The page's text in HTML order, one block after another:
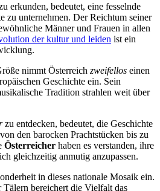
erkunden, bedeutet, eine fesselnde
zu unternehmen. Der Reichtum seiner
Männer und Frauen in allen
der kultur und leiden ist ein
nimmt Österreich zweifellos einen
Geschichte ein. Sein
Tradition strahlen weit über
zu entdecken, bedeutet, die Geschichte
den barocken Prachtstücken bis zu
Österreicher haben es verstanden, ihre
gleichzeitig anmutig anzupassen.
in dieses nationale Mosaik ein.
bereichert die Vielfalt das